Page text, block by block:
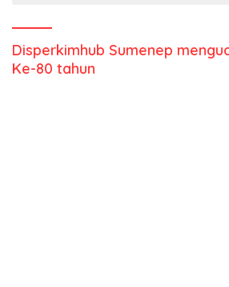
Disperkimhub Sumenep
Ke-80 tahun